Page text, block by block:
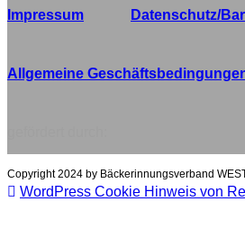
Impressum Datenschutz/
Allgemeine
Copyright 2024 by Bäckerinnungsverband
WordPress Cookie Hinweis von